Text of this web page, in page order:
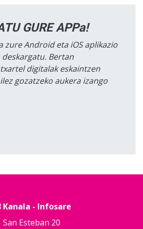
GURE APPa!
zure Android eta iOS aplikazio
Bertan
digitalak eskaintzen
gozatzeko aukera izango
Kanala - Infosare
San Esteban 20